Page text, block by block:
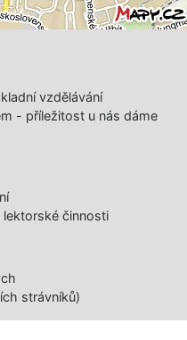
vzdělávání
- příležitost u nás dáme
činnosti
strávníků)